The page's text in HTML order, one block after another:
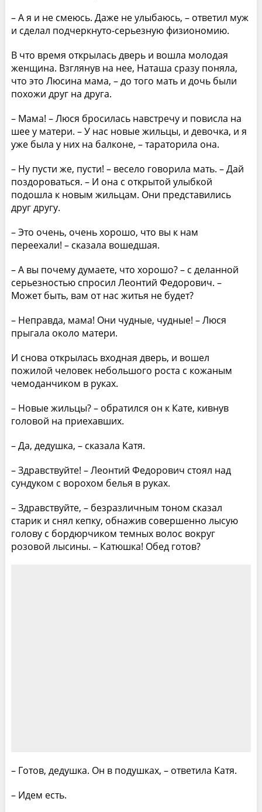
– А я и не смеюсь. Даже не улыбаюсь, – ответил муж
и сделал подчеркнуто-серьезную физиономию.
В что время открылась дверь и вошла молодая
женщина. Взглянув на нее, Наташа сразу поняла,
что это Люсина мама, – до того мать и дочь были
похожи друг на друга.
– Мама! – Люся бросилась навстречу и повисла на
шее у матери. – У нас новые жильцы, и девочка, и я
уже была у них на балконе, – тараторила она.
– Ну пусти же, пусти! – весело говорила мать. – Дай
поздороваться. – И она с открытой улыбкой
подошла к новым жильцам. Они представились
друг другу.
– Это очень, очень хорошо, что вы к нам
переехали! – сказала вошедшая.
– А вы почему думаете, что хорошо? – с деланной
серьезностью спросил Леонтий Федорович. –
Может быть, вам от нас житья не будет?
– Неправда, мама! Они чудные, чудные! – Люся
прыгала около матери.
И снова открылась входная дверь, и вошел
пожилой человек небольшого роста с кожаным
чемоданчиком в руках.
– Новые жильцы? – обратился он к Кате, кивнув
головой на приехавших.
– Да, дедушка, – сказала Катя.
– Здравствуйте! – Леонтий Федорович стоял над
сундуком с ворохом белья в руках.
– Здравствуйте, – безразличным тоном сказал
старик и снял кепку, обнажив совершенно лысую
голову с бордюрчиком темных волос вокруг
розовой лысины. – Катюшка! Обед готов?
– Готов, дедушка. Он в подушках, – ответила Катя.
– Идем есть.